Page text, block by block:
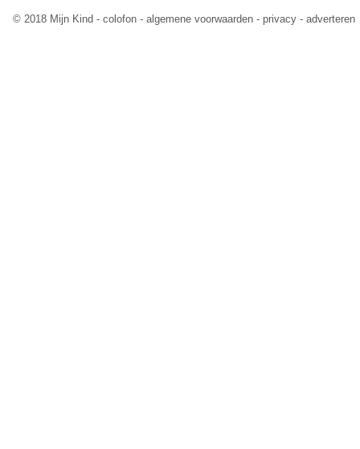
© 2018 Mijn Kind - colofon - algemene voorwaarden - privacy - adverteren